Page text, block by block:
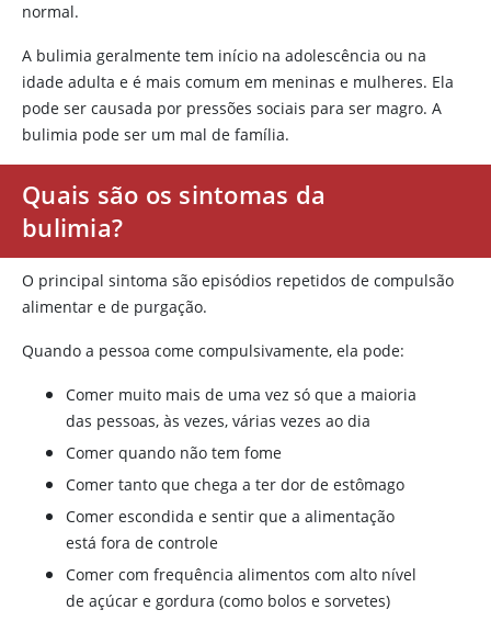
normal.
A bulimia geralmente tem início na adolescência ou na
idade adulta e é mais comum em meninas e mulheres. Ela
pode ser causada por pressões sociais para ser magro. A
bulimia pode ser um mal de família.
Quais são os sintomas da
bulimia?
O principal sintoma são episódios repetidos de compulsão
alimentar e de purgação.
Quando a pessoa come compulsivamente, ela pode:
Comer muito mais de uma vez só que a maioria
das pessoas, às vezes, várias vezes ao dia
Comer quando não tem fome
Comer tanto que chega a ter dor de estômago
Comer escondida e sentir que a alimentação
está fora de controle
Comer com frequência alimentos com alto nível
de açúcar e gordura (como bolos e sorvetes)